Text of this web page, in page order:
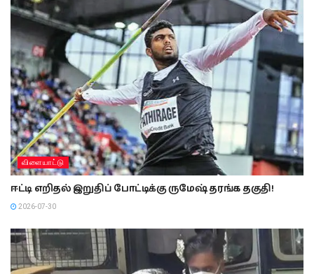
விளையாட்டு
ஈட்டி எறிதல் இறுதிப் போட்டிக்கு ருமேஷ் தரங்க தகுதி!
2026-07-30